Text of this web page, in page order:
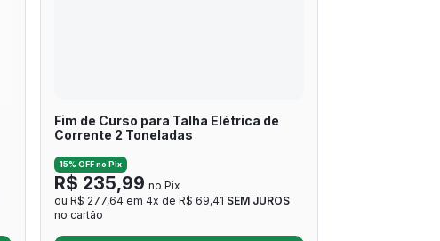
Fim de Curso para Talha Elétrica de
Corrente 2 Toneladas
15% OFF no Pix
R$ 235,99 no Pix
ou R$ 277,64 em 4x de R$ 69,41 SEM JUROS
no cartão